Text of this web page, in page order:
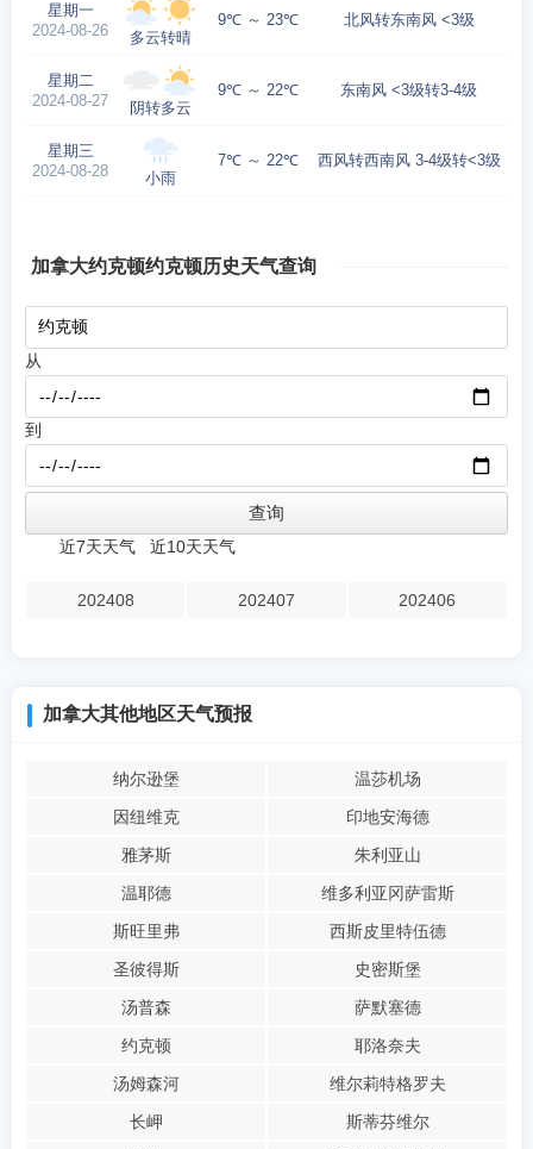
星期一
2024-08-26
多云转晴
9℃ ～ 23℃ 北风转东南风 <3级
星期二
2024-08-27
阴转多云
9℃ ～ 22℃ 东南风 <3级转3-4级
星期三
2024-08-28
小雨
7℃ ～ 22℃ 西风转西南风 3-4级转<3级
加拿大约克顿约克顿历史天气查询
从
到
近7天天气 近10天天气
202408 202407 202406
加拿大其他地区天气预报
纳尔逊堡
温莎机场
因纽维克
印地安海德
雅茅斯
朱利亚山
温耶德
维多利亚冈萨雷斯
斯旺里弗
西斯皮里特伍德
圣彼得斯
史密斯堡
汤普森
萨默塞德
约克顿
耶洛奈夫
汤姆森河
维尔莉特格罗夫
长岬
斯蒂芬维尔